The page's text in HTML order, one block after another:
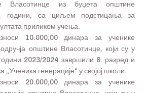
Власотинце из буџета општине
години, са циљем подстицања за
приликом учења.
10.000,00 динара за ученике
општине Власотинце, који су у
години 2023/2024 завршили 8. разред и
генерације“ у својој школи.
20.000,00 динара за ученике